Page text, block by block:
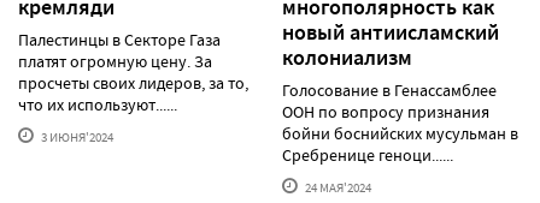
кремляди
Палестинцы в Секторе Газа
платят огромную цену. За
просчеты своих лидеров, за то,
что их используют......
3 ИЮНЯ'2024
многополярность как
новый антиисламский
колониализм
Голосование в Генассамблее
ООН по вопросу признания
бойни боснийских мусульман в
Сребренице геноци......
24 МАЯ'2024